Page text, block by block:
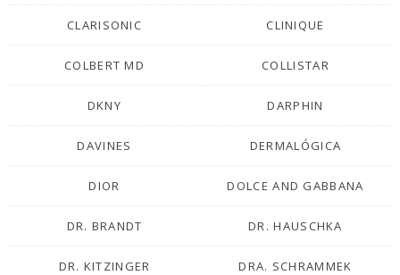
CLARISONIC CLINIQUE
COLBERT MD COLLISTAR
DKNY DARPHIN
DAVINES DERMALÓGICA
DIOR DOLCE AND GABBANA
DR. BRANDT DR. HAUSCHKA
DR. KITZINGER DRA. SCHRAMMEK